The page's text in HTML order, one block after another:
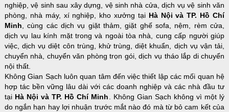
nghiệp, vệ sinh sau xây dựng, vệ sinh nhà cửa, dịch vụ vệ sinh văn
phòng, nhà máy, xí nghiệp, kho xưởng tại Hà Nội và TP. Hồ Chí
Minh , cùng các dịch vụ giặt thảm, giặt ghế sofa, nệm, rèm cửa,
dịch vụ lau kính mặt trong và ngoài tòa nhà, cung cấp người giúp
việc, dịch vụ diệt côn trùng, khử trùng, diệt khuẩn, dịch vụ vận tải,
chuyển nhà, chuyển văn phòng trọn gói, dịch vụ tháo lắp di chuyển
nội thất.
Không Gian Sạch luôn quan tâm đến việc thiết lập các mối quan hệ
hợp tác bền vững lâu dài với các doanh nghiệp và các nhà đầu tư
tại Hà Nội và TP. Hồ Chí Minh . Không Gian Sạch không vì một lý
do ngắn hạn hay lợi nhuận trước mắt nào đó mà từ bỏ cam kết của